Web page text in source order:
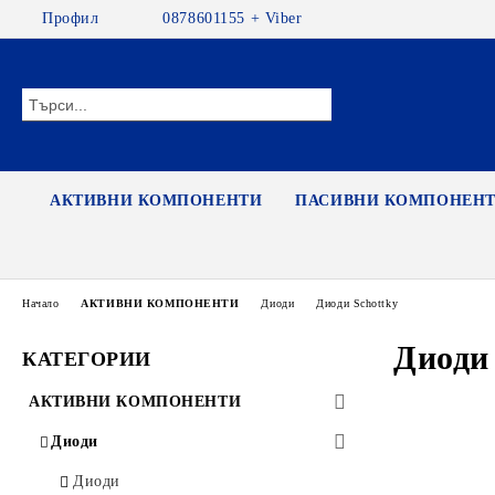
Профил 0878601155 + Viber
АКТИВНИ КОМПОНЕНТИ ПАСИВНИ
КАТЕГОРИИ
АКТИВНИ КОМПОНЕНТИ
Диоди
Диоди
Начало АКТИВНИ КОМПОНЕНТИ Диоди Диоди Schottky